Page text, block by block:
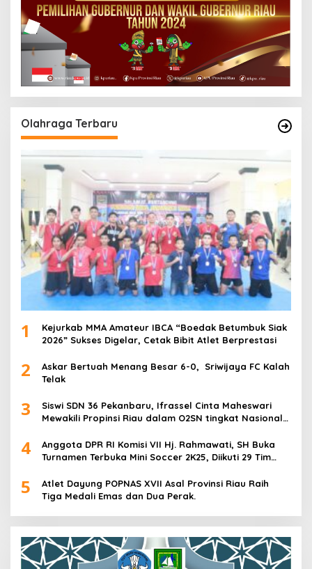
Olahraga Terbaru
1
Kejurkab MMA Amateur IBCA “Boedak Betumbuk Siak
2026” Sukses Digelar, Cetak Bibit Atlet Berprestasi
2
Askar Bertuah Menang Besar 6-0, Sriwijaya FC Kalah
Telak
3
Siswi SDN 36 Pekanbaru, Ifrassel Cinta Maheswari
Mewakili Propinsi Riau dalam O2SN tingkat Nasional
4
Anggota DPR RI Komisi VII Hj. Rahmawati, SH Buka
Turnamen Terbuka Mini Soccer 2K25, Diikuti 29 Tim
5
Atlet Dayung POPNAS XVII Asal Provinsi Riau Raih
Tiga Medali Emas dan Dua Perak.